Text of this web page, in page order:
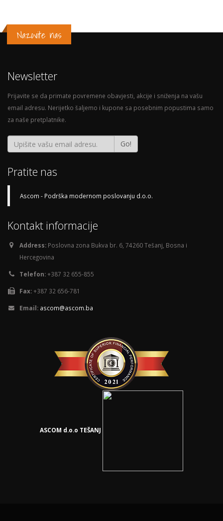
Nazovite nas
Newsletter
Prijavite se da primate povremene obavjesti, akcije i sniženja na vašu
email adresu. Nerijetko šaljemo i kupone sa posebnim popustima samo
za naše pretplatnike.
Go!
Pratite nas
Ascom - Podrška modernom poslovanju d.o.o.
Kontakt informacije
Address: Poslovna zona Bukva br. 6, 74260 Tešanj, Bosna i
Hercegovina
Telefon:+387 32 655-855
Fax:+387 32 656-781
Email: ascom@ascom.ba
ASCOM d.o.o TEŠANJ